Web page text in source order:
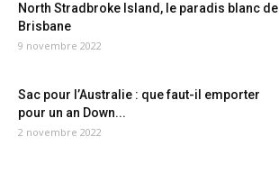
North Stradbroke Island, le paradis blanc de
Brisbane
9 novembre 2022
Sac pour l’Australie : que faut-il emporter
pour un an Down...
2 novembre 2022